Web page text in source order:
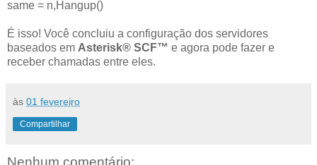
same = n,Hangup()
É isso! Você concluiu a configuração dos servidores
baseados em Asterisk® SCF™ e agora pode fazer e
receber chamadas entre eles.
às 01 fevereiro
Compartilhar
Nenhum comentário: